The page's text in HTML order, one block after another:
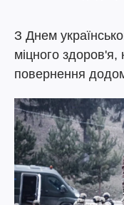
З Днем
міцного
повернення